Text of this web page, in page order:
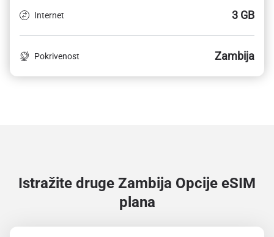
Internet 3 GB
Pokrivenost Zambija
Istražite druge Zambija Opcije eSIM
plana